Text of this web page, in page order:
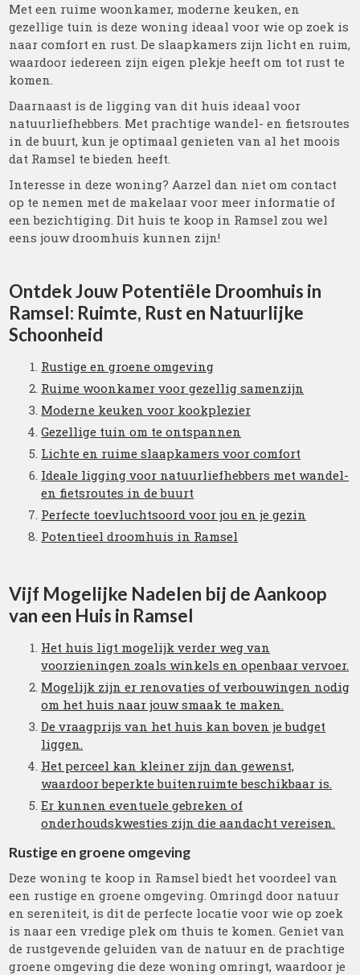
Met een ruime woonkamer, moderne keuken, en
gezellige tuin is deze woning ideaal voor wie op zoek is
naar comfort en rust. De slaapkamers zijn licht en ruim,
waardoor iedereen zijn eigen plekje heeft om tot rust te
komen.
Daarnaast is de ligging van dit huis ideaal voor
natuurliefhebbers. Met prachtige wandel- en fietsroutes
in de buurt, kun je optimaal genieten van al het moois
dat Ramsel te bieden heeft.
Interesse in deze woning? Aarzel dan niet om contact
op te nemen met de makelaar voor meer informatie of
een bezichtiging. Dit huis te koop in Ramsel zou wel
eens jouw droomhuis kunnen zijn!
Ontdek Jouw Potentiële Droomhuis in
Ramsel: Ruimte, Rust en Natuurlijke
Schoonheid
Rustige en groene omgeving
Ruime woonkamer voor gezellig samenzijn
Moderne keuken voor kookplezier
Gezellige tuin om te ontspannen
Lichte en ruime slaapkamers voor comfort
Ideale ligging voor natuurliefhebbers met wandel-
en fietsroutes in de buurt
Perfecte toevluchtsoord voor jou en je gezin
Potentieel droomhuis in Ramsel
Vijf Mogelijke Nadelen bij de Aankoop
van een Huis in Ramsel
Het huis ligt mogelijk verder weg van
voorzieningen zoals winkels en openbaar vervoer.
Mogelijk zijn er renovaties of verbouwingen nodig
om het huis naar jouw smaak te maken.
De vraagprijs van het huis kan boven je budget
liggen.
Het perceel kan kleiner zijn dan gewenst,
waardoor beperkte buitenruimte beschikbaar is.
Er kunnen eventuele gebreken of
onderhoudskwesties zijn die aandacht vereisen.
Rustige en groene omgeving
Deze woning te koop in Ramsel biedt het voordeel van
een rustige en groene omgeving. Omringd door natuur
en sereniteit, is dit de perfecte locatie voor wie op zoek
is naar een vredige plek om thuis te komen. Geniet van
de rustgevende geluiden van de natuur en de prachtige
groene omgeving die deze woning omringt, waardoor je